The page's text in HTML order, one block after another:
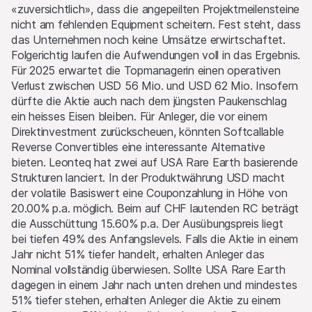
«zuversichtlich», dass die angepeilten Projektmeilensteine
nicht am fehlenden Equipment scheitern. Fest steht, dass
das Unternehmen noch keine Umsätze erwirtschaftet.
Folgerichtig laufen die Aufwendungen voll in das Ergebnis.
Für 2025 erwartet die Topmanagerin einen operativen
Verlust zwischen USD 56 Mio. und USD 62 Mio. Insofern
dürfte die Aktie auch nach dem jüngsten Paukenschlag
ein heisses Eisen bleiben. Für Anleger, die vor einem
Direktinvestment zurückscheuen, könnten Softcallable
Reverse Convertibles eine interessante Alternative
bieten. Leonteq hat zwei auf USA Rare Earth basierende
Strukturen lanciert. In der Produktwährung USD macht
der volatile Basiswert eine Couponzahlung in Höhe von
20.00% p.a. möglich. Beim auf CHF lautenden RC beträgt
die Ausschüttung 15.60% p.a. Der Ausübungspreis liegt
bei tiefen 49% des Anfangslevels. Falls die Aktie in einem
Jahr nicht 51% tiefer handelt, erhalten Anleger das
Nominal vollständig überwiesen. Sollte USA Rare Earth
dagegen in einem Jahr nach unten drehen und mindestes
51% tiefer stehen, erhalten Anleger die Aktie zu einem
enthaltener Software oder darauf enthaltenem Material
übertragen.
Interessenskonflikte
Die Emittentinnen und/oder der Lead Manager und/oder von
diesen beauftragte Drittparteien können von Zeit zu Zeit, auf
eigene Rechnung oder auf Rechnung eines Dritten, Positionen
in Wertschriften, Währungen, Finanzinstrumenten oder
anderen Anlagen eingehen, welche den Produkten auf dieser
Website als Basiswerte dienen. Sie können diese Anlagen
kaufen oder verkaufen, als Market Maker auftreten und
gleichzeitig auf der Angebots- wie auch der Nachfrageseite
aktiv sein. Die Handels- oder Absicherungsgeschäfte der
Emittentin und/oder der Lead Manager und/oder
beauftragter Drittparteien können den Preis des Basiswerts
beeinflussen und können einen Einfluss darauf haben, ob der
relevante Barrier Level, falls es einen solchen gibt, erreicht
wird.
Performance